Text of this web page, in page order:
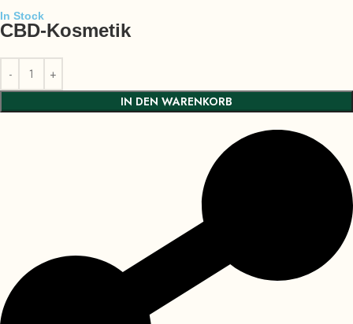
In Stock
CBD-Kosmetik
IN DEN WARENKORB